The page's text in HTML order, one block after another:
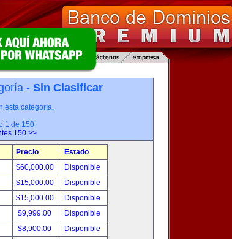
- Sin Clasificar
esta categoría.
1 de 150
150 >>
Precio
Estado
$60,000.00
Disponible
$15,000.00
Disponible
$15,000.00
Disponible
$9,999.00
Disponible
$8,900.00
Disponible